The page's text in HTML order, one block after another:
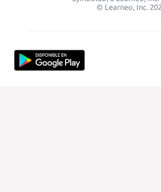
© Learneo, Inc.